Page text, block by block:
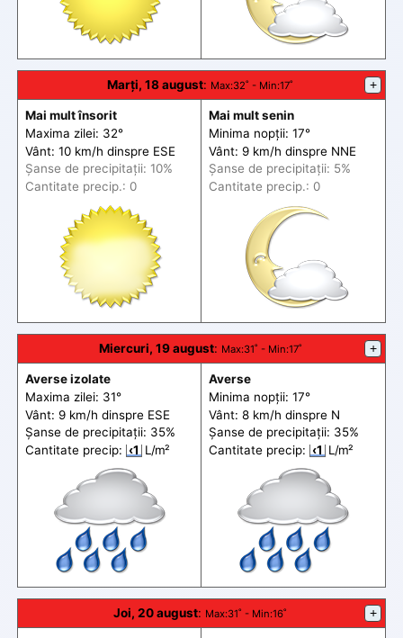
Marți, 18 august: Max:32˚ - Min:17˚ +
Mai mult însorit
Maxima zilei: 32°
Vânt: 10 km/h dinspre ESE
Șanse de precipitații: 10%
Cantitate precip.: 0
Mai mult senin
Minima nopții: 17°
Vânt: 9 km/h dinspre NNE
Șanse de precipitații: 5%
Cantitate precip.: 0
Miercuri, 19 august: Max:31˚ - Min:17˚ +
Averse izolate
Maxima zilei: 31°
Vânt: 9 km/h dinspre ESE
Șanse de precipitații: 35%
Cantitate precip: ‹1 L/m²
Averse
Minima nopții: 17°
Vânt: 8 km/h dinspre N
Șanse de precipitații: 35%
Cantitate precip: ‹1 L/m²
Joi, 20 august: Max:31˚ - Min:16˚ +